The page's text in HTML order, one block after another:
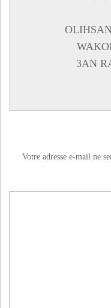
3AN
Votre adresse e-mail ne